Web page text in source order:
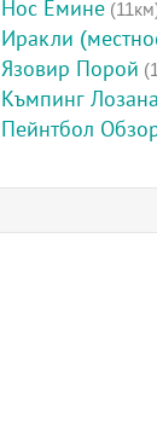
Нос Емине
Иракли
Язовир Порой
Къмпинг Лозана
Пейнтбол